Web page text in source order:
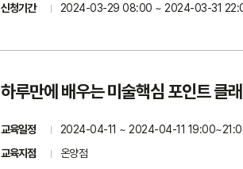
신청기간
2024-03-29 08:00 ~ 2024-03-31
하루만에 배우는 미술핵심 포인트 클
교육일정
2024-04-11 ~ 2024-04-11
교육지점
온양점